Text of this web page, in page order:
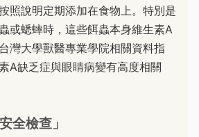
照說明定期添加在食物上。特別是
或蟋蟀時，這些餌蟲本身維生素A
灣大學獸醫專業學院相關資料指
A缺乏症與眼睛病變有高度相關
全檢查」